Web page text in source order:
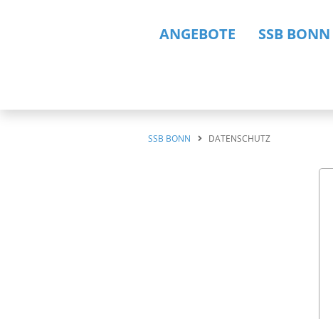
ANGEBOTE SSB BONN
SSB BONN DATENSCHUTZ